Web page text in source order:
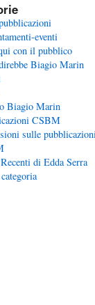
eventi
con il pubblico
Biagio Marin
Biagio Marin
CSBM
sulle
di Edda Serra